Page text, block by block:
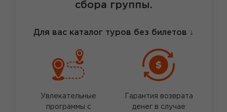
сбора группы.
Для вас каталог туров без билетов ↓
Увлекательные
программы с
Гарантия возврата
денег в случае